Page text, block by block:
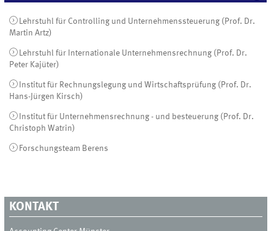
Lehrstuhl für Controlling und Unternehmenssteuerung (Prof. Dr.
Martin Artz)
Lehrstuhl für Internationale Unternehmensrechnung (Prof. Dr.
Peter Kajüter)
Institut für Rechnungslegung und Wirtschaftsprüfung (Prof. Dr.
Hans-Jürgen Kirsch)
Institut für Unternehmensrechnung - und besteuerung (Prof. Dr.
Christoph Watrin)
Forschungsteam Berens
KONTAKT